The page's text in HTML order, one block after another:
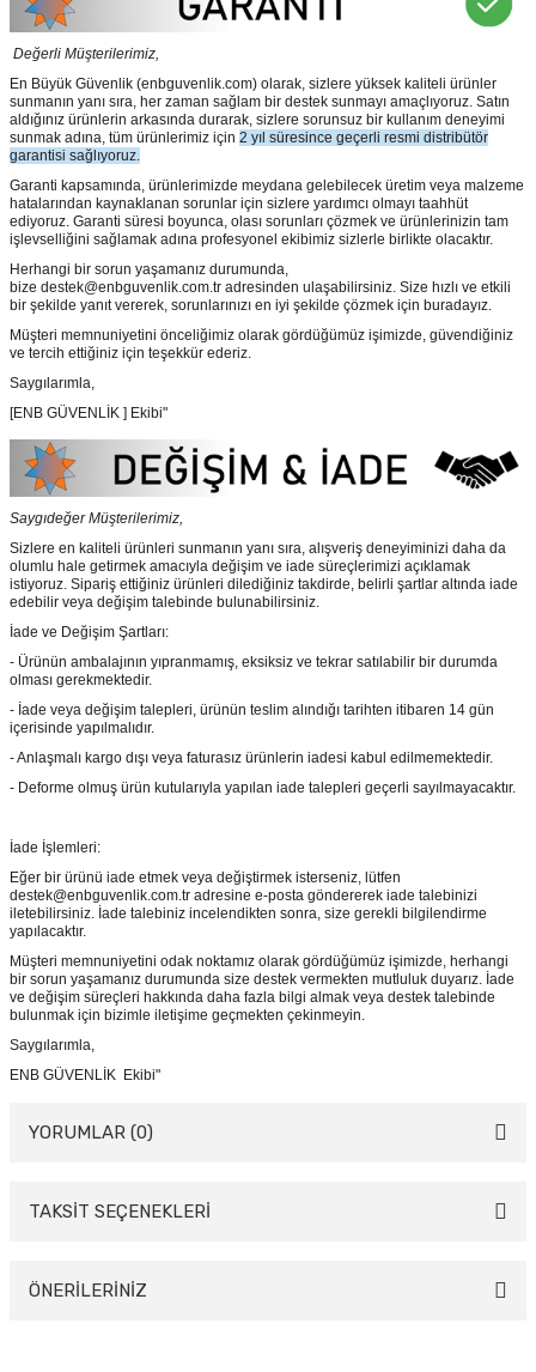
Değerli Müşterilerimiz,
En Büyük Güvenlik (enbguvenlik.com) olarak, sizlere yüksek kaliteli ürünler
sunmanın yanı sıra, her zaman sağlam bir destek sunmayı amaçlıyoruz. Satın
aldığınız ürünlerin arkasında durarak, sizlere sorunsuz bir kullanım deneyimi
sunmak adına, tüm ürünlerimiz için 2 yıl süresince geçerli resmi distribütör
garantisi sağlıyoruz.
Garanti kapsamında, ürünlerimizde meydana gelebilecek üretim veya malzeme
hatalarından kaynaklanan sorunlar için sizlere yardımcı olmayı taahhüt
ediyoruz. Garanti süresi boyunca, olası sorunları çözmek ve ürünlerinizin tam
işlevselliğini sağlamak adına profesyonel ekibimiz sizlerle birlikte olacaktır.
Herhangi bir sorun yaşamanız durumunda,
bize destek@enbguvenlik.com.tr adresinden ulaşabilirsiniz. Size hızlı ve etkili
bir şekilde yanıt vererek, sorunlarınızı en iyi şekilde çözmek için buradayız.
Müşteri memnuniyetini önceliğimiz olarak gördüğümüz işimizde, güvendiğiniz
ve tercih ettiğiniz için teşekkür ederiz.
Saygılarımla,
[ENB GÜVENLİK ] Ekibi"
Saygıdeğer Müşterilerimiz,
Sizlere en kaliteli ürünleri sunmanın yanı sıra, alışveriş deneyiminizi daha da
olumlu hale getirmek amacıyla değişim ve iade süreçlerimizi açıklamak
istiyoruz. Sipariş ettiğiniz ürünleri dilediğiniz takdirde, belirli şartlar altında iade
edebilir veya değişim talebinde bulunabilirsiniz.
İade ve Değişim Şartları:
- Ürünün ambalajının yıpranmamış, eksiksiz ve tekrar satılabilir bir durumda
olması gerekmektedir.
- İade veya değişim talepleri, ürünün teslim alındığı tarihten itibaren 14 gün
içerisinde yapılmalıdır.
- Anlaşmalı kargo dışı veya faturasız ürünlerin iadesi kabul edilmemektedir.
- Deforme olmuş ürün kutularıyla yapılan iade talepleri geçerli sayılmayacaktır.
İade İşlemleri:
Eğer bir ürünü iade etmek veya değiştirmek isterseniz, lütfen
destek@enbguvenlik.com.tr adresine e-posta göndererek iade talebinizi
iletebilirsiniz. İade talebiniz incelendikten sonra, size gerekli bilgilendirme
yapılacaktır.
Müşteri memnuniyetini odak noktamız olarak gördüğümüz işimizde, herhangi
bir sorun yaşamanız durumunda size destek vermekten mutluluk duyarız. İade
ve değişim süreçleri hakkında daha fazla bilgi almak veya destek talebinde
bulunmak için bizimle iletişime geçmekten çekinmeyin.
Saygılarımla,
ENB GÜVENLİK Ekibi"
YORUMLAR (0)
Bu ürüne ilk yorumu siz yapın!
TAKSİT SEÇENEKLERİ
ÖNERİLERİNİZ